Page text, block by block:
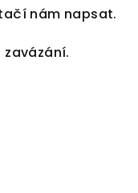
nám napsat.